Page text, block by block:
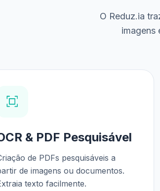
O Reduz.ia
imagens
& PDF Pesquisável
de PDFs pesquisáveis a
de imagens ou documentos.
texto facilmente.